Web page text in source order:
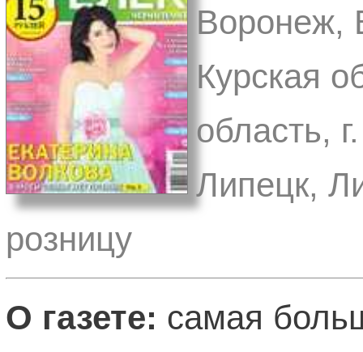
Воронеж,
Курская
область,
Липецк,
розницу
О газете: самая